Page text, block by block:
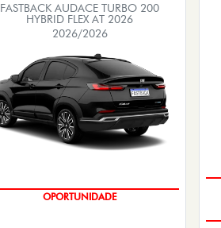
FASTBACK AUDACE TURBO 200
HYBRID FLEX AT 2026
2026/2026
OPORTUNIDADE